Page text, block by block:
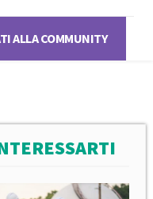
ALLA COMMUNITY